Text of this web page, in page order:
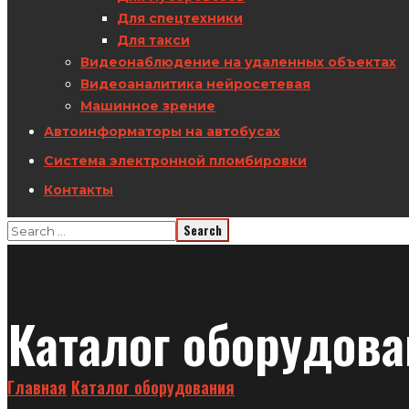
Для спецтехники
Для такси
Видеонаблюдение на удаленных объектах
Видеоаналитика нейросетевая
Машинное зрение
Автоинформаторы на автобусах
Система электронной пломбировки
Контакты
Каталог
Главная Каталог оборудования